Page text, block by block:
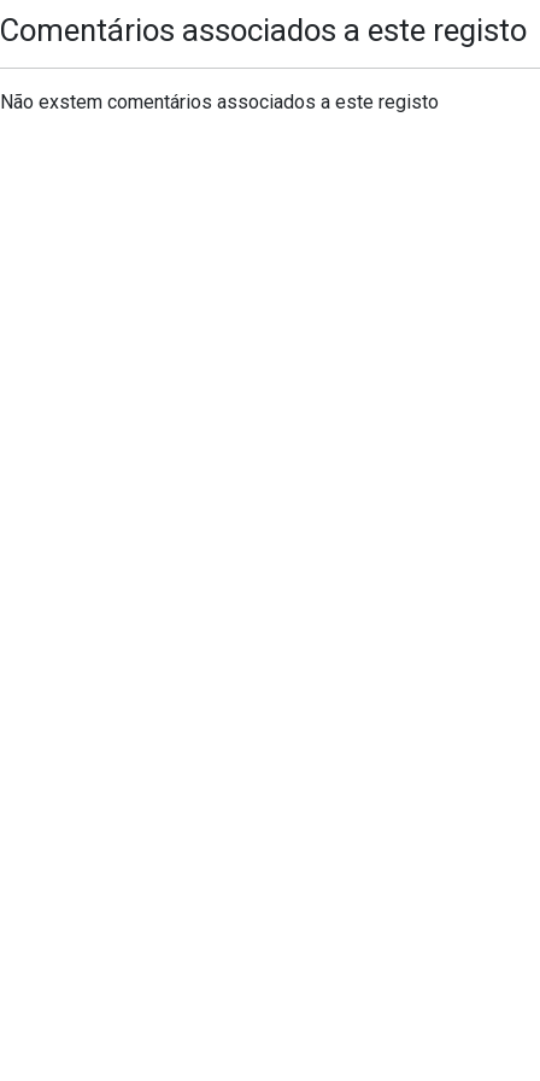
Comentários associados a este registo
Não exstem comentários associados a este registo